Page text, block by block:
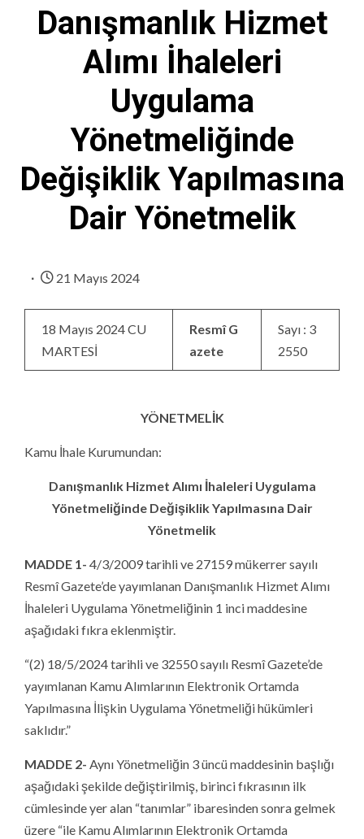
Danışmanlık Hizmet
Alımı İhaleleri
Uygulama
Yönetmeliğinde
Değişiklik Yapılmasına
Dair Yönetmelik
21 Mayıs 2024
18 Mayıs 2024 CU
MARTESİ
Resmî G
azete
Sayı : 3
2550
YÖNETMELİK
Kamu İhale Kurumundan:
Danışmanlık Hizmet Alımı İhaleleri Uygulama
Yönetmeliğinde Değişiklik Yapılmasına Dair
Yönetmelik
MADDE 1- 4/3/2009 tarihli ve 27159 mükerrer sayılı
Resmî Gazete’de yayımlanan Danışmanlık Hizmet Alımı
İhaleleri Uygulama Yönetmeliğinin 1 inci maddesine
aşağıdaki fıkra eklenmiştir.
“(2) 18/5/2024 tarihli ve 32550 sayılı Resmî Gazete’de
yayımlanan Kamu Alımlarının Elektronik Ortamda
Yapılmasına İlişkin Uygulama Yönetmeliği hükümleri
saklıdır.”
MADDE 2- Aynı Yönetmeliğin 3 üncü maddesinin başlığı
aşağıdaki şekilde değiştirilmiş, birinci fıkrasının ilk
cümlesinde yer alan “tanımlar” ibaresinden sonra gelmek
üzere “ile Kamu Alımlarının Elektronik Ortamda